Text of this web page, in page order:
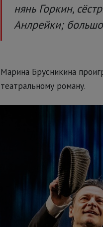
нянь Горкин,
Анлрейки;
Марина Брусникина
театральному роману.